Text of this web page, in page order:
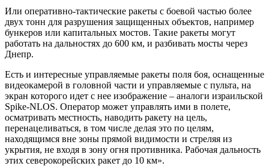
Или оперативно-тактические ракеты с боевой частью более
двух тонн для разрушения защищенных объектов, например
бункеров или капитальных мостов. Такие ракеты могут
работать на дальностях до 600 км, и разбивать мосты через
Днепр.
Есть и интересные управляемые ракеты поля боя, оснащенные
видеокамерой в головной части и управляемые с пульта, на
экран которого идет с нее изображение – аналоги израильской
Spike-NLOS. Оператор может управлять ими в полете,
осматривать местность, наводить ракету на цель,
перенацеливаться, в том числе делая это по целям,
находящимся вне зоны прямой видимости и стреляя из
укрытия, не входя в зону огня противника. Рабочая дальность
этих северокорейских ракет до 10 км».